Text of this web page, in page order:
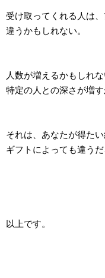
受け取ってくれる人は
違うかもしれない。
人数が増えるかもしれな
特定の人との深さが増す
それは、あなたが得たい
ギフトによっても違うだ
以上です。